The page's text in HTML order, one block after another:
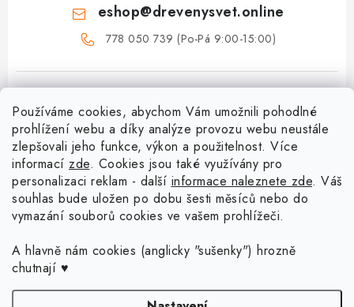
Používáme cookies, abychom Vám umožnili pohodlné
prohlížení webu a díky analýze provozu webu neustále
zlepšovali jeho funkce, výkon a použitelnost. Více
informací zde. Cookies jsou také využívány pro
personalizaci reklam - další informace naleznete zde. Váš
souhlas bude uložen po dobu šesti měsíců nebo do
vymazání souborů cookies ve vašem prohlížeči.
A hlavně nám cookies (anglicky "sušenky") hrozně
chutnají ♥
eshop@drevenysvet.online
778 050 739 (Po-Pá 9:00-15:00)
Menu
Doprava a platba
Vrácení zboží a reklamace
Blog o háčkování a pletení
Proč se může odstín příze Woody časem změnit?
Háčkování košíků - návody